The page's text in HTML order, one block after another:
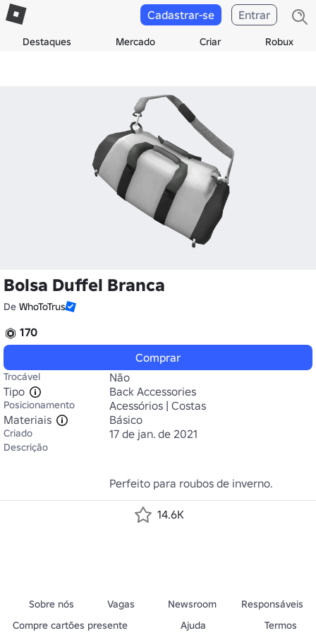
Destaques Mercado Criar Robux
Cadastrar-se Entrar
Bolsa Duffel Branca
De WhoToTrus
170
Comprar
Trocável
Não
Tipo
Back Accessories
Posicionamento
Acessórios | Costas
Materiais
Básico
Criado 17 de jan. de 2021
Descrição
Perfeito para roubos de inverno.
14.6K
Sobre nós Vagas Newsroom
Responsáveis
Compre cartões presente
Ajuda Termos